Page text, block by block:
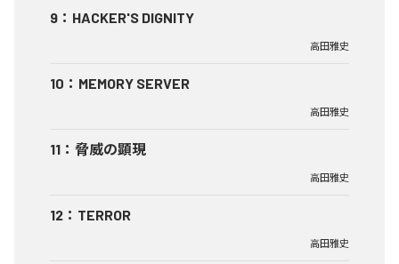
9 ： HACKER'S DIGNITY
高田雅史
10 ： MEMORY SERVER
高田雅史
11 ： 脅威の顕現
高田雅史
12 ： TERROR
高田雅史